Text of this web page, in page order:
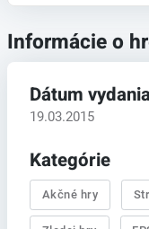
Informácie o
Dátum
19.03.2015
Kategórie
Akčné hry